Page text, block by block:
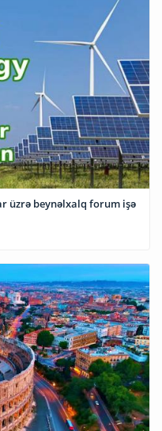
üzrə beynəlxalq forum işə